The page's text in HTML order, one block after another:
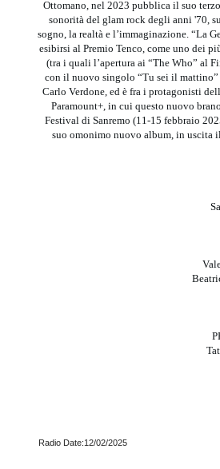
Ottomano, nel 2023 pubblica il suo
sonorità del glam rock degli anni '70,
sogno, la realtà e l’immaginazione. “La
esibirsi al Premio Tenco, come uno dei
(tra i quali l’apertura ai “The Who” al
con il nuovo singolo “Tu sei il
Carlo Verdone, ed è fra i protagonisti
Paramount+, in cui questo nuovo
Festival di Sanremo (11-15 febbraio
suo omonimo nuovo album, in uscita
Radio Date:12/02/2025